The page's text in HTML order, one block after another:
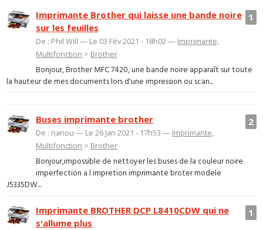
1
Imprimante Brother qui laisse une bande noire
sur les feuilles
De : Phil Will — Le 03 Fév 2021 - 18h02 — Imprimante,
Multifonction > Brother
Bonjour, Brother MFC 7420, une bande noire apparaît sur toute
la hauteur de mes documents lors d'une impression ou scan...
2
Buses imprimante brother
De : nanou — Le 26 Jan 2021 - 17h53 — Imprimante,
Multifonction > Brother
Bonjour,impossible de nettoyer les buses de la couleur noire
imperfection a l impretion imprimante broter modele
J5335DW...
1
Imprimante BROTHER DCP L8410CDW qui ne
s'allume plus